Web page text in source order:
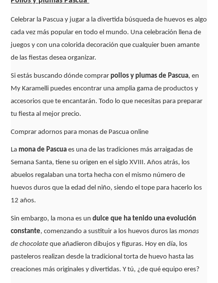
Celebrar la Pascua y jugar a la divertida búsqueda de huevos es algo
cada vez más popular en todo el mundo. Una celebración llena de
juegos y con una colorida decoración que cualquier buen amante
de las fiestas desea organizar.
Si estás buscando dónde comprar pollos y plumas de Pascua, en
My Karamelli puedes encontrar una amplia gama de productos y
accesorios que te encantarán. Todo lo que necesitas para preparar
tu fiesta al mejor precio.
Comprar adornos para monas de Pascua online
La mona de Pascua es una de las tradiciones más arraigadas de
Semana Santa, tiene su origen en el siglo XVIII. Años atrás, los
abuelos regalaban una torta hecha con el mismo número de
huevos duros que la edad del niño, siendo el tope para hacerlo los
12 años.
Sin embargo, la mona es undulce que ha tenido una evolución
constante, comenzando a sustituir a los huevos duros lasmonas
de chocolate que añadieron dibujos y figuras. Hoy en día, los
pasteleros realizan desde la tradicional torta de huevo hasta las
creaciones más originales y divertidas. Y tú, ¿de qué equipo eres?